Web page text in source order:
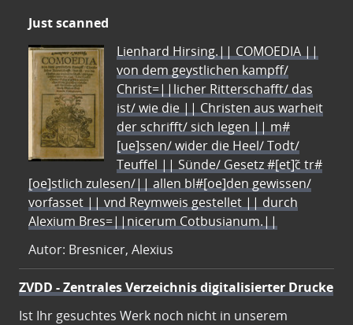
Just scanned
Lienhard Hirsing.|| COMOEDIA ||
von dem geystlichen kampff/
Christ=||licher Ritterschafft/ das
ist/ wie die || Christen aus warheit
der schrifft/ sich legen || m#
[ue]ssen/ wider die Heel/ Todt/
Teuffel || Sünde/ Gesetz #[et]c̃ tr#
[oe]stlich zulesen/|| allen bl#[oe]den gewissen/
vorfasset || vnd Reymweis gestellet || durch
Alexium Bres=||nicerum Cotbusianum.||
Autor: Bresnicer, Alexius
ZVDD - Zentrales Verzeichnis digitalisierter Drucke
Ist Ihr gesuchtes Werk noch nicht in unserem